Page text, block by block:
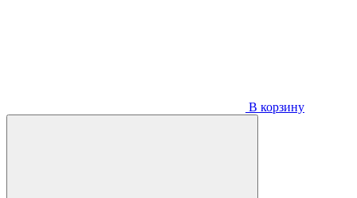
В корзину